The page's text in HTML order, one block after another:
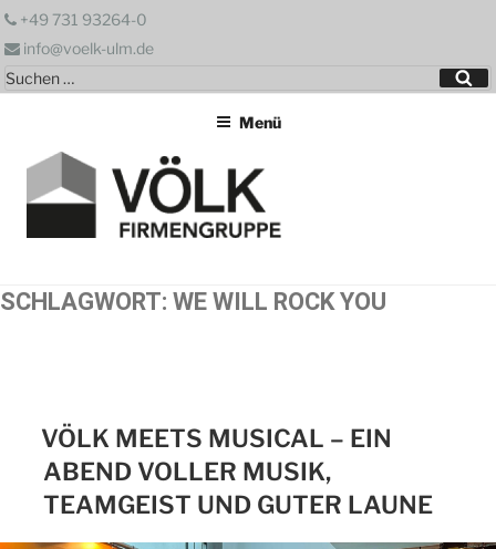
Zum
springen
+49 731 93264-0
info@voelk-ulm.de
Suchen
nach:
Menü
SCHLAGWORT: WE WILL ROCK YOU
VÖLK MEETS MUSICAL – EIN
ABEND VOLLER MUSIK,
TEAMGEIST UND GUTER LAUNE